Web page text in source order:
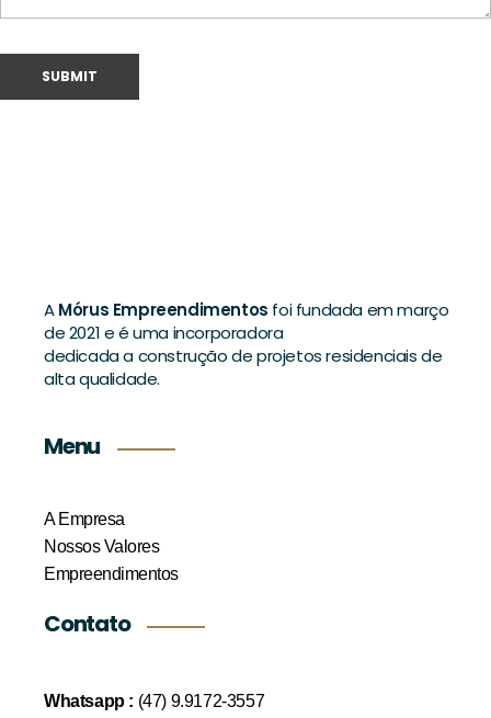
AMórus Empreendimentos foi fundada em março
de 2021 e é uma incorporadora
dedicada a construção de projetos residenciais de
alta qualidade.
Menu
A Empresa
Nossos Valores
Empreendimentos
Contato
Whatsapp : (47) 9.9172-3557